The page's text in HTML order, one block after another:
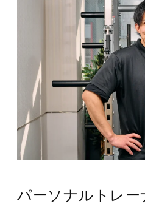
パーソナルトレー